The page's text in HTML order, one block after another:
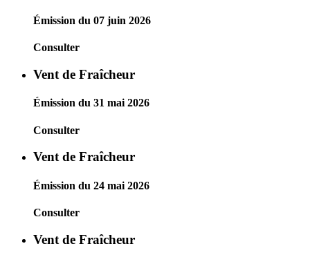
Émission du 07 juin 2026
Consulter
Vent de Fraîcheur
Émission du 31 mai 2026
Consulter
Vent de Fraîcheur
Émission du 24 mai 2026
Consulter
Vent de Fraîcheur